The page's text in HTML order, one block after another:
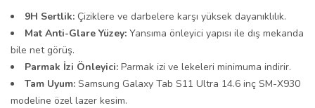
9H Sertlik: Çiziklere ve darbelere karşı yüksek dayanıklılık.
Mat Anti-Glare Yüzey: Yansıma önleyici yapısı ile dış mekanda
bile net görüş.
Parmak İzi Önleyici: Parmak izi ve lekeleri minimuma indirir.
Tam Uyum: Samsung Galaxy Tab S11 Ultra 14.6 inç SM-X930
modeline özel lazer kesim.